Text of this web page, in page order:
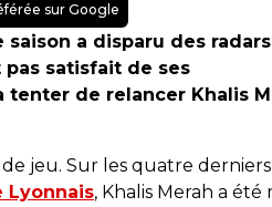
sur Google
a disparu des
pas satisfait de ses
tenter de relancer Khalis
jeu. Sur les quatre derniers
Lyonnais, Khalis Merah a été